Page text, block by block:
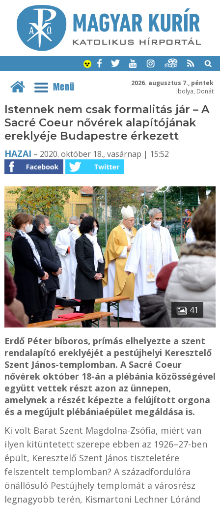
2026. augusztus 7., péntek
Ibolya, Donát
Menü
Istennek nem csak formalitás jár – A
Sacré Coeur nővérek alapítójának
ereklyéje Budapestre érkezett
HAZAI – 2020. október 18., vasárnap | 15:52
41
Erdő Péter bíboros, prímás elhelyezte a szent
rendalapító ereklyéjét a pestújhelyi Keresztelő
Szent János-templomban. A Sacré Coeur
nővérek október 18-án a plébánia közösségével
együtt vettek részt azon az ünnepen,
amelynek a részét képezte a felújított orgona
és a megújult plébániaépület megáldása is.
Ki volt Barat Szent Magdolna-Zsófia, miért van
ilyen kitüntetett szerepe ebben az 1926–27-ben
épült, Keresztelő Szent János tiszteletére
felszentelt templomban? A századfordulóra
önállósuló Pestújhely templomát a városrész
legnagyobb terén, Kismartoni Lechner Lóránd